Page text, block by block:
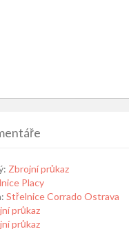
: Zbrojní průkaz
Placy
: Střelnice Corrado Ostrava
průkaz
průkaz